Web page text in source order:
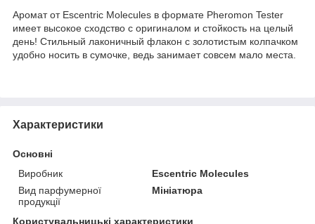
Аромат от Escentric Molecules в формате Pheromon Tester
имеет высокое сходство с оригиналом и стойкость на целый
день! Стильный лаконичный флакон с золотистым колпачком
удобно носить в сумочке, ведь занимает совсем мало места.
Характеристики
Основні
Виробник
Escentric Molecules
Вид парфумерної
продукції
Мініатюра
Користувальницькі характеристики